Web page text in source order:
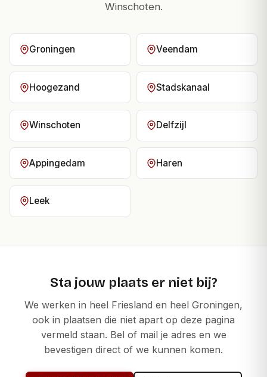
Winschoten.
Groningen Veendam
Hoogezand Stadskanaal
Winschoten Delfzijl
Appingedam Haren
Leek
Sta jouw plaats er niet bij?
We werken in heel Friesland en heel Groningen,
ook in plaatsen die niet apart op deze pagina
vermeld staan. Bel of mail je adres en we
bevestigen direct of we kunnen komen.